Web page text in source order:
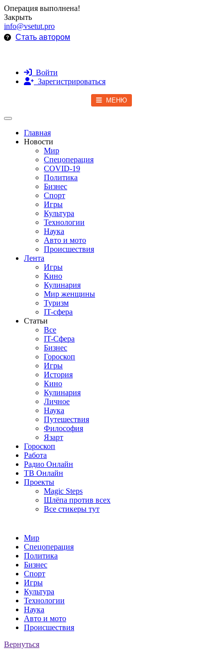
Операция выполнена!
Закрыть
info@vsetut.pro
Стать автором
Войти
Зарегистрироваться
МЕНЮ
Toggle navigation
Главная
Новости
Мир
Спецоперация
COVID-19
Политика
Бизнес
Спорт
Игры
Культура
Технологии
Наука
Авто и мото
Происшествия
Лента
Игры
Кино
Кулинария
Мир женщины
Туризм
IT-сфера
Статьи
Все
IT-Сфера
Бизнес
Гороскоп
Игры
История
Кино
Кулинария
Личное
Наука
Путешествия
Философия
Язарт
Гороскоп
Работа
Радио Онлайн
ТВ Онлайн
Проекты
Magic Steps
Шлёпа против всех
Все стикеры тут
Мир
Спецоперация
Политика
Бизнес
Спорт
Игры
Культура
Технологии
Наука
Авто и мото
Происшествия
Вернуться